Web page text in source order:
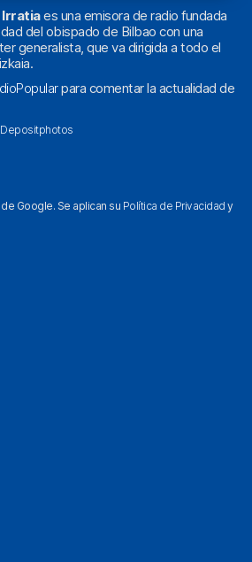
Irratiaes una emisora de radio fundada
del obispado de Bilbao con una
generalista, que va dirigida a todo el
para comentar la actualidad de
Depositphotos
Google. Se aplican su Política de Privacidad y